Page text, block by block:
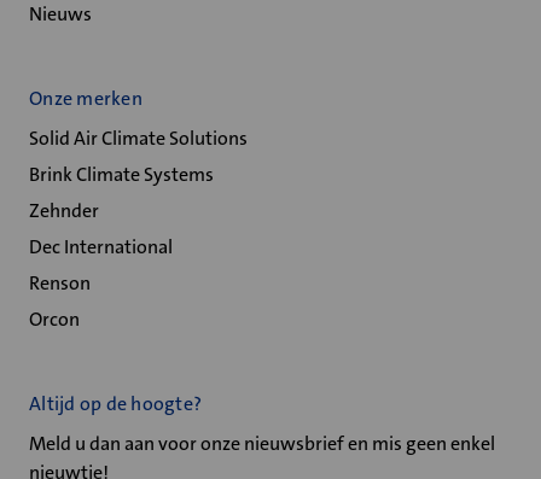
Nieuws
Onze merken
Solid Air Climate Solutions
Brink Climate Systems
Zehnder
Dec International
Renson
Orcon
Altijd op de hoogte?
Meld u dan aan voor onze nieuwsbrief en mis geen enkel
nieuwtje!